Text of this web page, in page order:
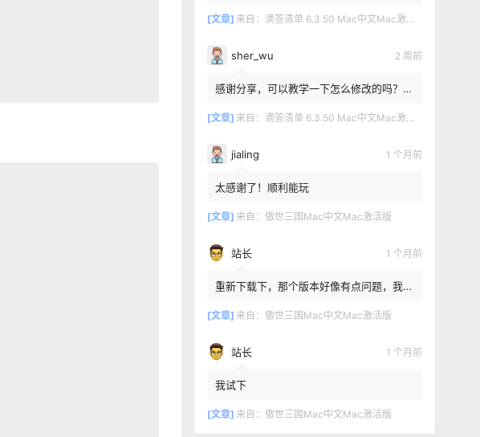
[文章] 来自： 滴答清单 6.3.50 Mac中文Mac激活版
sher_wu 2 周前
感谢分享，可以教学一下怎么修改的吗？目
[文章] 来自： 滴答清单 6.3.50 Mac中文Mac激活版
jialing 1 个月前
太感谢了！顺利能玩
[文章] 来自： 傲世三国Mac中文Mac激活版
站长 1 个月前
重新下载下，那个版本好像有点问题，我重
[文章] 来自： 傲世三国Mac中文Mac激活版
站长 1 个月前
我试下
[文章] 来自： 傲世三国Mac中文Mac激活版